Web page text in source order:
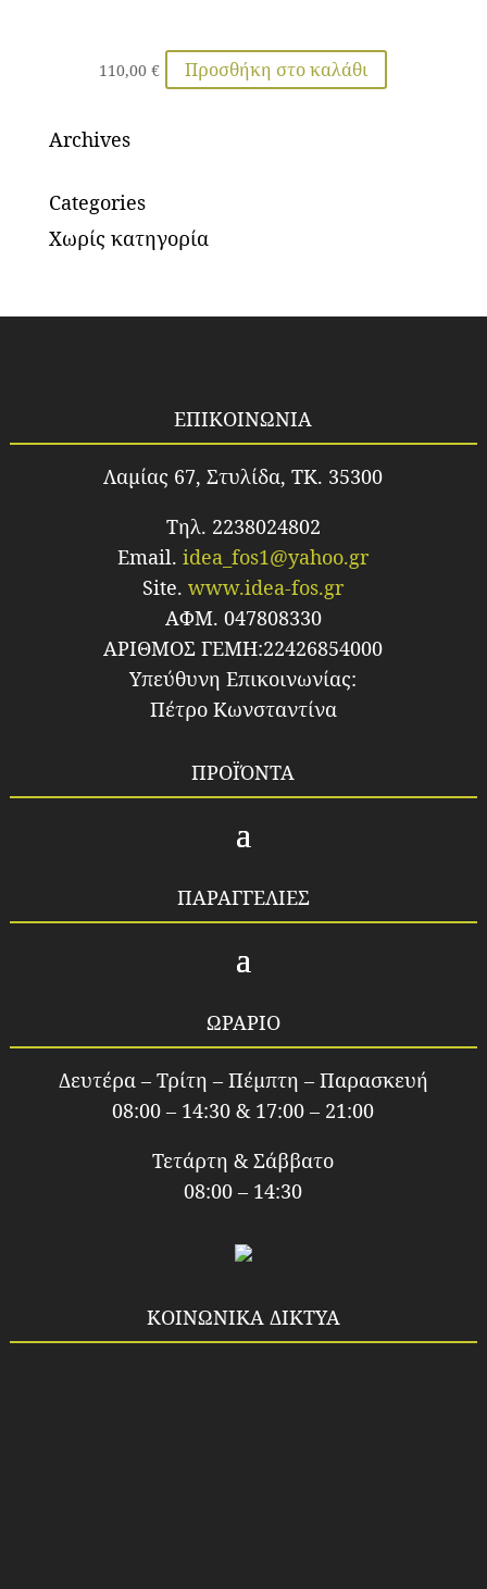
110,00€ Προσθήκη στο καλάθι
Archives
Categories
Χωρίς κατηγορία
ΕΠΙΚΟΙΝΩΝΙΑ
Λαμίας 67, Στυλίδα, TK. 35300
Τηλ. 2238024802
Email.idea_fos1@yahoo.gr
Site.www.idea-fos.gr
ΑΦΜ. 047808330
ΑΡΙΘΜΟΣ ΓΕΜΗ:22426854000
Υπεύθυνη Επικοινωνίας:
Πέτρο Κωνσταντίνα
ΠΡΟΪΌΝΤΑ
ΠΑΡΑΓΓΕΛΙΕΣ
ΩΡΑΡΙΟ
Δευτέρα – Τρίτη – Πέμπτη – Παρασκευή
08:00 – 14:30 & 17:00 – 21:00
Τετάρτη & Σάββατο
08:00 – 14:30
ΚΟΙΝΩΝΙΚΑ ΔΙΚΤΥΑ